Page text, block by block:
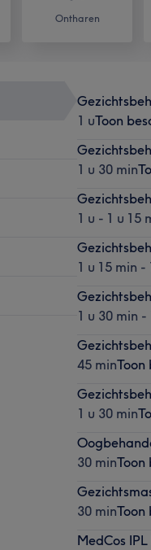
Ontharen
1 uToon
1 u 30 min
1 u - 1 u 15
1 u 15 min -
1 u 30 min -
45 minToon
1 u 30 min
30 minToon
30 minToon
MedCos